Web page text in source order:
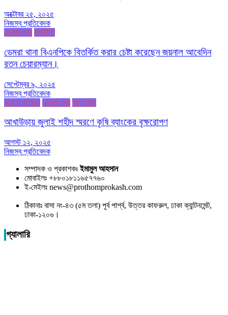
অক্টোবর ২৫, ২০২৫
নিজস্ব প্রতিবেদক
জেলার খবর রাজনীতি
ডেমরা থানা বিএনপিকে বিতর্কিত করার চেষ্টা করেছেন জয়নাল আবেদিন
রতন চেয়ারম্যান।
সেপ্টেম্বর ৯, ২০২৫
নিজস্ব প্রতিবেদক
অর্থ ও বাণিজ্য জেলার খবর টপ নিউজ
আখাউড়ায় জুলাই শহীদ স্মরণে কৃষি ব্যাংকের বৃক্ষরোপণ
আগস্ট ১২, ২০২৫
নিজস্ব প্রতিবেদক
সম্পাদক ও প্রকাশকঃইমামুল আহসান
মোবাইলঃ +৮৮০১৮১১৬৫৭৭৬০
ই-মেইলঃ news@prothomprokash.com
ঠিকানাঃ বাসা নং-৪৩ (৫ম তলা) পূর্ব পার্শ্ব, উত্তর কাফরুল, ঢাকা ক্যান্টনমেন্ট,
ঢাকা-১২০৬।
গ্যালারি